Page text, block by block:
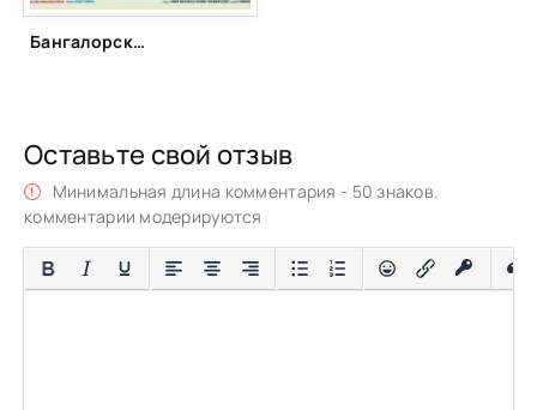
Бангалорские дни (2014)
Оставьте свой отзыв
Минимальная длина комментария - 50 знаков.
комментарии модерируются